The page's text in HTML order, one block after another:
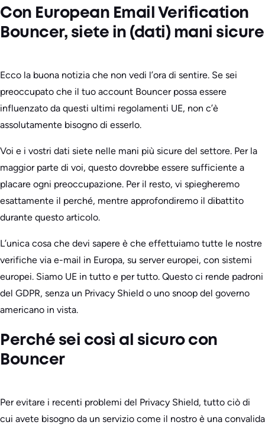
Con European Email Verification
Bouncer, siete in (dati) mani sicure
Ecco la buona notizia che non vedi l’ora di sentire. Se sei
preoccupato che il tuo account Bouncer possa essere
influenzato da questi ultimi regolamenti UE, non c’è
assolutamente bisogno di esserlo.
Voi e i vostri dati siete nelle mani più sicure del settore. Per la
maggior parte di voi, questo dovrebbe essere sufficiente a
placare ogni preoccupazione. Per il resto, vi spiegheremo
esattamente il perché, mentre approfondiremo il dibattito
durante questo articolo.
L’unica cosa che devi sapere è che effettuiamo tutte le nostre
verifiche via e-mail in Europa, su server europei, con sistemi
europei. Siamo UE in tutto e per tutto. Questo ci rende padroni
del GDPR, senza un Privacy Shield o uno snoop del governo
americano in vista.
Perché sei così al sicuro con
Bouncer
Per evitare i recenti problemi del Privacy Shield, tutto ciò di
cui avete bisogno da un servizio come il nostro è una convalida